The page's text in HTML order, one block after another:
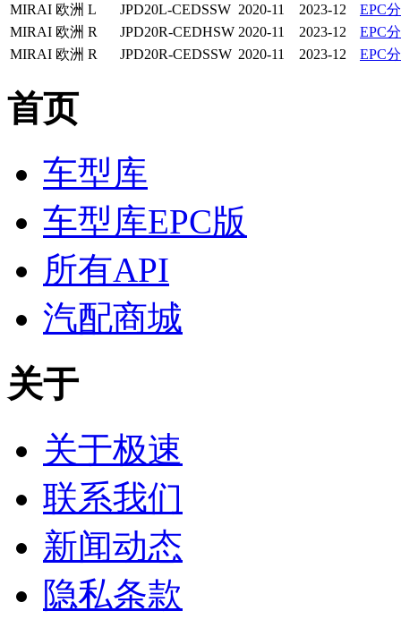
MIRAI 欧洲 L JPD20L-CEDSSW 2020-11 2023-12
EPC
MIRAI 欧洲 R JPD20R-CEDHSW 2020-11 2023-12
EPC
MIRAI 欧洲 R JPD20R-CEDSSW 2020-11 2023-12 EPC
首页
车型库
车型库EPC版
所有API
汽配商城
关于
关于极速
联系我们
新闻动态
隐私条款